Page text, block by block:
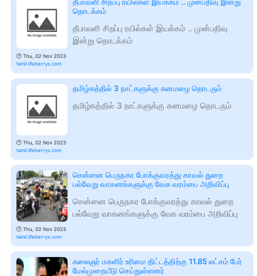
🕑 Thu, 02 Nov 2023
tamil.lifeberrys.com
தொடக்கம்
தீபாவளி சிறப்பு ரயில்கள் இயக்கம் .. முன்பதிவு
இன்று தொடக்கம்
🕑 Thu, 02 Nov 2023
tamil.lifeberrys.com
தமிழ்கத்தில் 3 நாட்களுக்கு கனமழை தொடரும்
தமிழ்கத்தில் 3 நாட்களுக்கு கனமழை தொடரும்
🕑 Thu, 02 Nov 2023
tamil.lifeberrys.com
சென்னை பெருநகர போக்குவரத்து காவல் துறை
பல்வேறு வாகனங்களுக்கு வேக வரம்பை அறிவிப்பு
சென்னை பெருநகர போக்குவரத்து காவல் துறை
பல்வேறு வாகனங்களுக்கு வேக வரம்பை அறிவிப்பு
கலைஞர் மகளிர் உரிமை திட்டத்திற்கு 11.85 லட்சம் பேர்
மேல்முறையீடு செய்துள்ளனர்